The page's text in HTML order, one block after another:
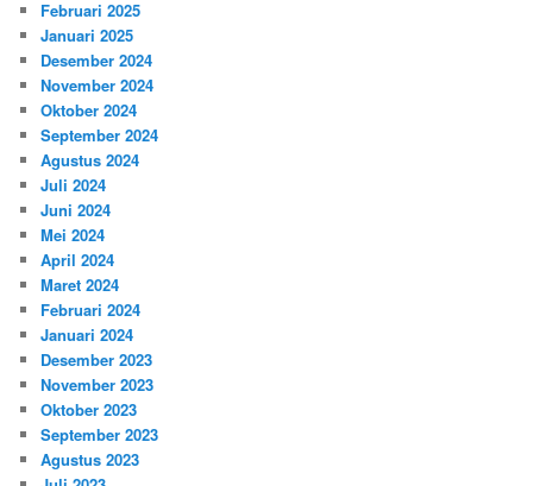
Februari 2025
Januari 2025
Desember 2024
November 2024
Oktober 2024
September 2024
Agustus 2024
Juli 2024
Juni 2024
Mei 2024
April 2024
Maret 2024
Februari 2024
Januari 2024
Desember 2023
November 2023
Oktober 2023
September 2023
Agustus 2023